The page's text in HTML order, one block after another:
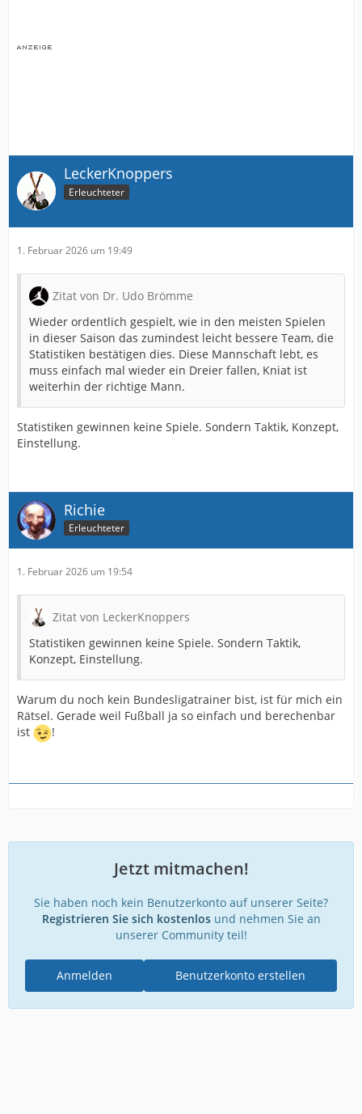
LeckerKnoppers
Erleuchteter
1. Februar 2026 um 19:49
Zitat von Dr. Udo Brömme
Wieder ordentlich gespielt, wie in den meisten Spielen
in dieser Saison das zumindest leicht bessere Team, die
Statistiken bestätigen dies. Diese Mannschaft lebt, es
muss einfach mal wieder ein Dreier fallen, Kniat ist
weiterhin der richtige Mann.
Statistiken gewinnen keine Spiele. Sondern Taktik, Konzept,
Einstellung.
Richie
Erleuchteter
1. Februar 2026 um 19:54
Zitat von LeckerKnoppers
Statistiken gewinnen keine Spiele. Sondern Taktik,
Konzept, Einstellung.
Warum du noch kein Bundesligatrainer bist, ist für mich ein
Rätsel. Gerade weil Fußball ja so einfach und berechenbar
ist
!
Jetzt mitmachen!
Sie haben noch kein Benutzerkonto auf unserer Seite?
Registrieren Sie sich kostenlosund nehmen Sie an
unserer Community teil!
Benutzerkonto erstellen
Anmelden